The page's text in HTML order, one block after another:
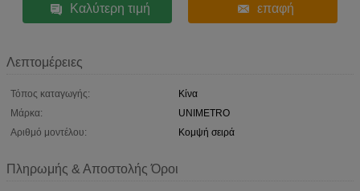
Καλύτερη τιμή επαφή
Λεπτομέρειες
Τόπος καταγωγής:
Κίνα
Μάρκα:
UNIMETRO
Αριθμό μοντέλου:
Κομψή σειρά
Πληρωμής & Αποστολής Όροι